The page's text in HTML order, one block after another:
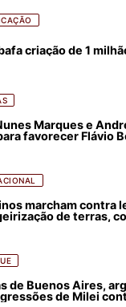
criação de 1
Marques e
favorecer Flávio
marcham contra
de terras,
de Buenos Aires,
de Milei